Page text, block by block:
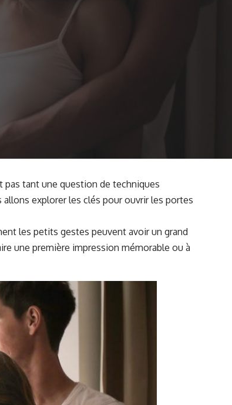
pas tant une question de techniques
explorer les clés pour ouvrir les portes
les petits gestes peuvent avoir un grand
une première impression mémorable ou à